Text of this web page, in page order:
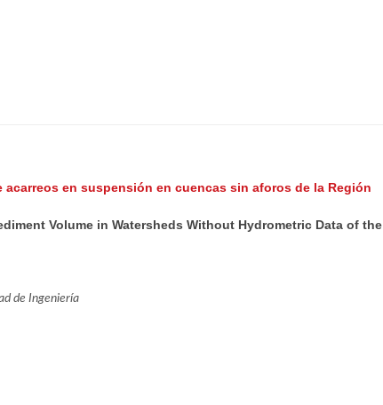
en suspensión en cuencas sin aforos de la Región
Volume in Watersheds Without Hydrometric Data of the
de Ingeniería